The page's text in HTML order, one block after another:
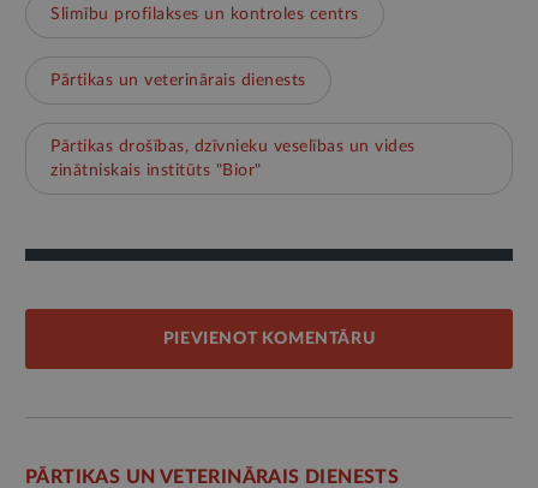
Slimību profilakses un kontroles centrs
Pārtikas un veterinārais dienests
Pārtikas drošības, dzīvnieku veselības un vides
zinātniskais institūts "Bior"
PIEVIENOT KOMENTĀRU
PĀRTIKAS UN VETERINĀRAIS DIENESTS